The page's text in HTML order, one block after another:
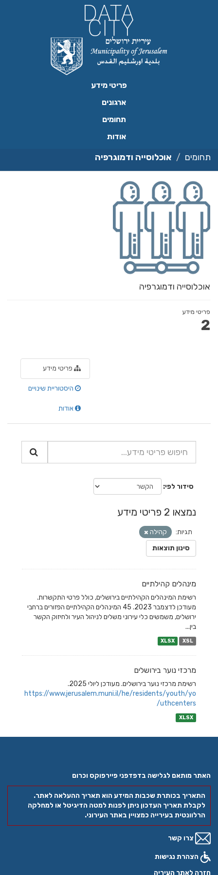
פריטי מידע
ארגונים
תחומים
אודות
תחומים אוכלוסייה ודמוגרפיה
אוכלוסייה ודמוגרפיה
פריטי מידע
2
פריטי מידע
היסטוריית שינויים
אודות
סידור לפי
נמצאו 2 פריטי מידע
תגיות:
קהילה
סינון תוצאות
מינהלים קהילתיים
רשימת המינהלים הקהילתיים בירושלים, כולל פרטי התקשרות.
מעודכן לדצמבר 2023. 45 המינהלים הקהילתיים הפזורים ברחבי
ירושלים, משמשים כלי עירוני משלים לניהול העיר ולחיזוק הקשר
בין...
XLSX XSL
מרכזי נוער בירושלים
רשימת מרכזי נוער בירושלים. מעודכן ליולי 2025.
https://www.jerusalem.muni.il/he/residents/youth/yo
uthcenters/
XLSX
האתר מותאם לגלישה בדפדפני פיירפוקס וכרום
התאריך בכותרת שכבות המידע הוא תאריך ההעלאה לאתר.
לקבלת תאריך העדכון ניתן לפנות למטה הדיגיטל או למחלקה
הרלוונטית בעירייה כמצויין באתר העירוני.
צרו קשר
הצהרת נגישות
חזרה לאתר העיריה